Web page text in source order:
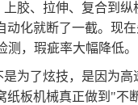
胶、拉伸、复合到
化就断了一截。现在
，瑕疵率大幅降低。
为了炫技，是因为
板机械真正做到"不